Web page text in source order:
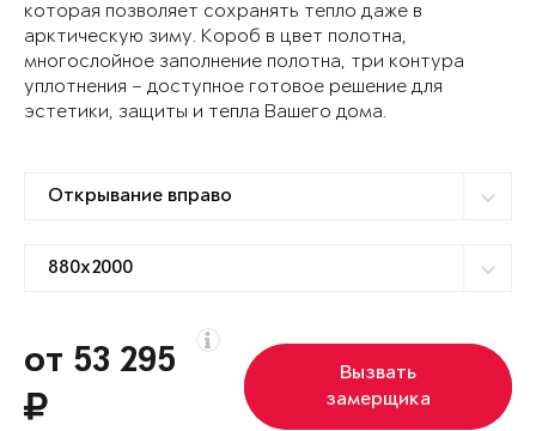
которая позволяет сохранять тепло даже в
арктическую зиму. Короб в цвет полотна,
многослойное заполнение полотна, три контура
уплотнения – доступное готовое решение для
эстетики, защиты и тепла Вашего дома.
от 53 295
Вызвать
замерщика